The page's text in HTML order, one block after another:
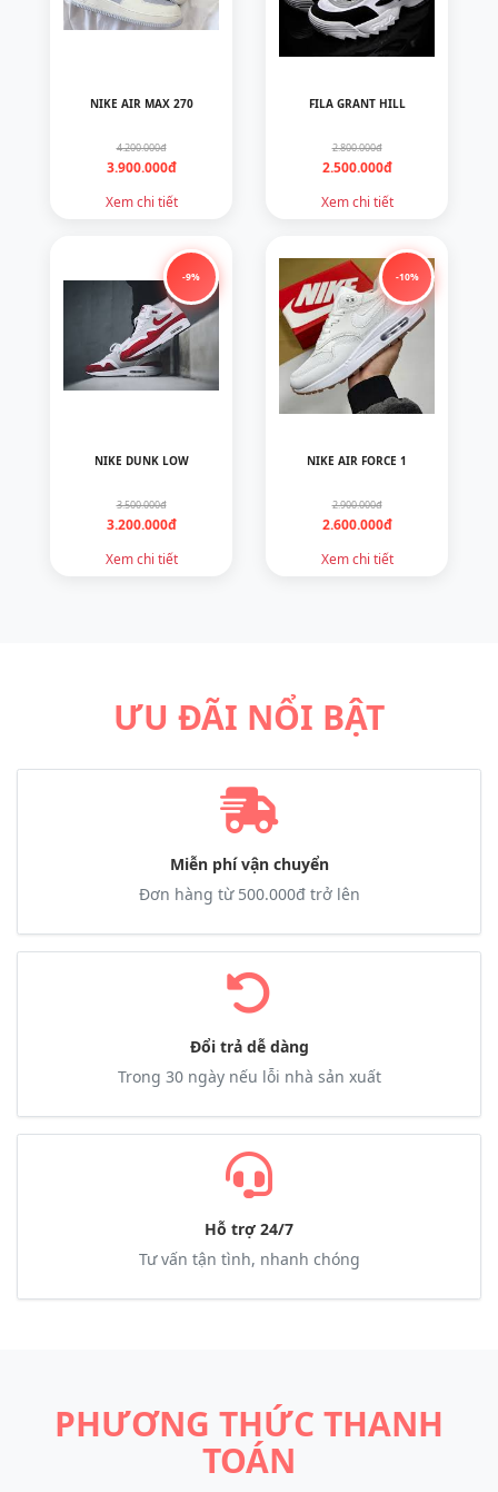
NIKE AIR MAX 270
4.200.000đ
3.900.000đ
Xem chi tiết
FILA GRANT HILL
2.800.000đ
2.500.000đ
Xem chi tiết
-9%
NIKE DUNK LOW
3.500.000đ
3.200.000đ
Xem chi tiết
-10%
NIKE AIR FORCE 1
2.900.000đ
2.600.000đ
Xem chi tiết
ƯU ĐÃI NỔI BẬT
Miễn phí vận chuyển
Đơn hàng từ 500.000đ trở lên
Đổi trả dễ dàng
Trong 30 ngày nếu lỗi nhà sản xuất
Hỗ trợ 24/7
Tư vấn tận tình, nhanh chóng
PHƯƠNG THỨC THANH
TOÁN